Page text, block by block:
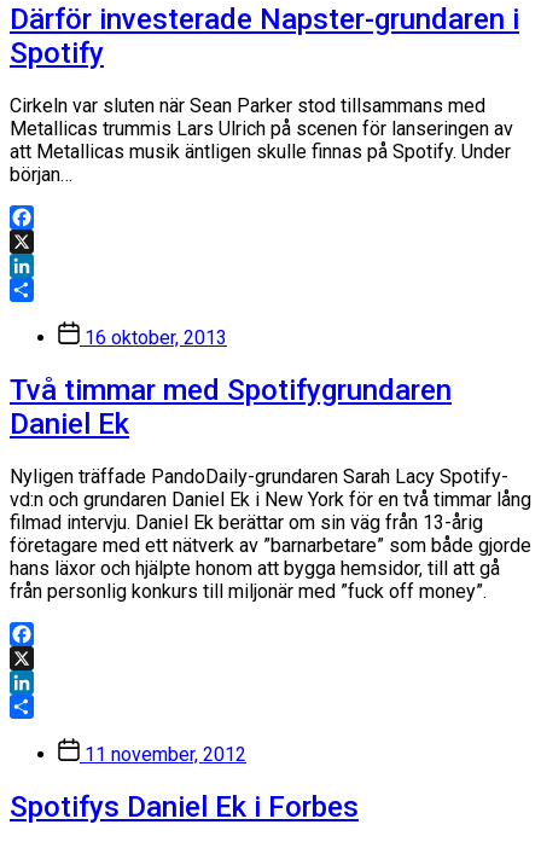
Därför investerade Napster-grundaren i
Spotify
Cirkeln var sluten när Sean Parker stod tillsammans med
Metallicas trummis Lars Ulrich på scenen för lanseringen av
att Metallicas musik äntligen skulle finnas på Spotify. Under
början…
Facebook
X
LinkedIn
Inläggsdatum
16 oktober, 2013
Två timmar med Spotifygrundaren
Daniel Ek
Nyligen träffade PandoDaily-grundaren Sarah Lacy Spotify-
vd:n och grundaren Daniel Ek i New York för en två timmar lång
filmad intervju. Daniel Ek berättar om sin väg från 13-årig
företagare med ett nätverk av ”barnarbetare” som både gjorde
hans läxor och hjälpte honom att bygga hemsidor, till att gå
från personlig konkurs till miljonär med ”fuck off money”.
Facebook
X
LinkedIn
Inläggsdatum
11 november, 2012
Spotifys Daniel Ek i Forbes